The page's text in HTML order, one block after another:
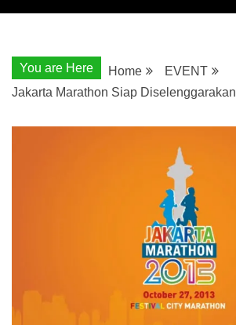
You are Here Home
EVENT
Jakarta Marathon Siap Diselenggarakan